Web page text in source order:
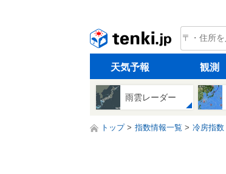
tenki.jp
天気予報 観測
雨雲レーダー
トップ 指数情報一覧 冷房指数